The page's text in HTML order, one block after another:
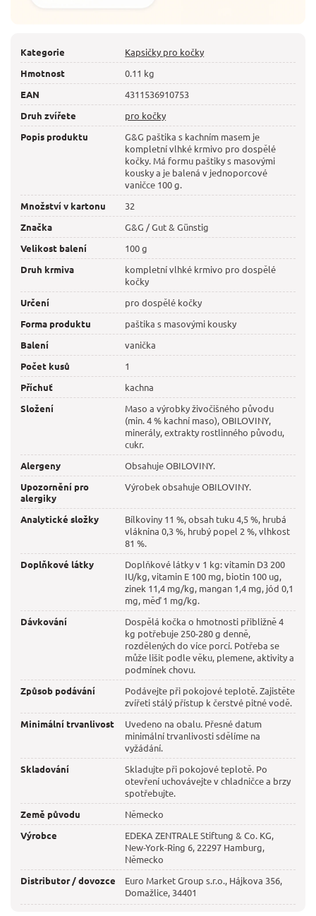
Kategorie
Kapsičky pro kočky
Hmotnost
0.11 kg
EAN
4311536910753
Druh zvířete
pro kočky
Popis produktu
G&G paštika s kachním masem je
kompletní vlhké krmivo pro dospělé
kočky. Má formu paštiky s masovými
kousky a je balená v jednoporcové
vaničce 100 g.
Množství v kartonu
32
Značka
G&G / Gut & Günstig
Velikost balení
100 g
Druh krmiva
kompletní vlhké krmivo pro dospělé
kočky
Určení
pro dospělé kočky
Forma produktu
paštika s masovými kousky
Balení
vanička
Počet kusů
1
Příchuť
kachna
Složení
Maso a výrobky živočišného původu
(min. 4 % kachní maso), OBILOVINY,
minerály, extrakty rostlinného původu,
cukr.
Alergeny
Obsahuje OBILOVINY.
Upozornění pro
alergiky
Výrobek obsahuje OBILOVINY.
Analytické složky
Bílkoviny 11 %, obsah tuku 4,5 %, hrubá
vláknina 0,3 %, hrubý popel 2 %, vlhkost
81 %.
Doplňkové látky
Doplňkové látky v 1 kg: vitamin D3 200
IU/kg, vitamin E 100 mg, biotin 100 ug,
zinek 11,4 mg/kg, mangan 1,4 mg, jód 0,1
mg, měď 1 mg/kg.
Dávkování
Dospělá kočka o hmotnosti přibližně 4
kg potřebuje 250-280 g denně,
rozdělených do více porcí. Potřeba se
může lišit podle věku, plemene, aktivity a
podmínek chovu.
Způsob podávání
Podávejte při pokojové teplotě. Zajistěte
zvířeti stálý přístup k čerstvé pitné vodě.
Minimální trvanlivost
Uvedeno na obalu. Přesné datum
minimální trvanlivosti sdělíme na
vyžádání.
Skladování
Skladujte při pokojové teplotě. Po
otevření uchovávejte v chladničce a brzy
spotřebujte.
Země původu
Německo
Výrobce
EDEKA ZENTRALE Stiftung & Co. KG,
New-York-Ring 6, 22297 Hamburg,
Německo
Distributor / dovozce
Euro Market Group s.r.o., Hájkova 356,
Domažlice, 34401